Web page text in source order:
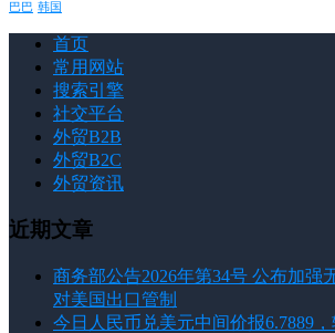
巴巴 韩国
首页
常用网站
搜索引擎
社交平台
外贸B2B
外贸B2C
外贸资讯
近期文章
商务部公告2026年第34号 公布加强
对美国出口管制
今日人民币兑美元中间价报6.7889